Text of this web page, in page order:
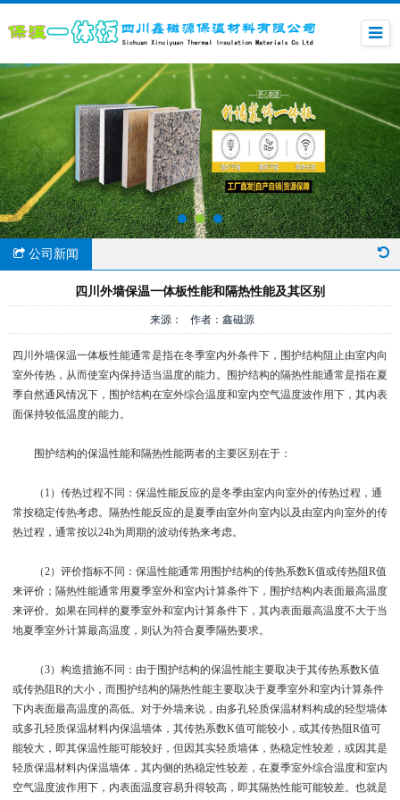
公司新闻
四川外墙保温一体板性能和隔热性能及其区别
来源： 作者：鑫磁源
四川外墙保温一体板性能通常是指在冬季室内外条件下，围护结构阻止由室内向
室外传热，从而使室内保持适当温度的能力。围护结构的隔热性能通常是指在夏
季自然通风情况下，围护结构在室外综合温度和室内空气温度波作用下，其内表
面保持较低温度的能力。
围护结构的保温性能和隔热性能两者的主要区别在于：
（1）传热过程不同：保温性能反应的是冬季由室内向室外的传热过程，通
常按稳定传热考虑。隔热性能反应的是夏季由室外向室内以及由室内向室外的传
热过程，通常按以24h为周期的波动传热来考虑。
（2）评价指标不同：保温性能通常用围护结构的传热系数K值或传热阻R值
来评价；隔热性能通常用夏季室外和室内计算条件下，围护结构内表面最高温度
来评价。如果在同样的夏季室外和室内计算条件下，其内表面最高温度不大于当
地夏季室外计算最高温度，则认为符合夏季隔热要求。
（3）构造措施不同：由于围护结构的保温性能主要取决于其传热系数K值
或传热阻R的大小，而围护结构的隔热性能主要取决于夏季室外和室内计算条件
下内表面最高温度的高低。对于外墙来说，由多孔轻质保温材料构成的轻型墙体
或多孔轻质保温材料内保温墙体，其传热系数K值可能较小，或其传热阻R值可
能较大，即其保温性能可能较好，但因其实轻质墙体，热稳定性较差，或因其是
轻质保温材料内保温墙体，其内侧的热稳定性较差，在夏季室外综合温度和室内
空气温度波作用下，内表面温度容易升得较高，即其隔热性能可能较差。也就是